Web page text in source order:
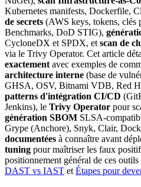
Kubernetes manifests, Dockerfile,
de secrets (AWS keys, tokens, clés
Benchmarks, DoD STIG),
CycloneDX et SPDX, et scan de
via le Trivy Operator. Cet article
exactement avec exemples de
architecture interne (base de
GHSA, OSV, Bitnami VDB, Red
patterns d'intégration CI/CD
Jenkins), le Trivy Operator pour
génération SBOM SLSA-
Grype (Anchore), Snyk, Clair,
documentées à connaître avant
tuning pour maîtriser les faux
positionnement général de ces
DAST vs IAST et Étapes pour